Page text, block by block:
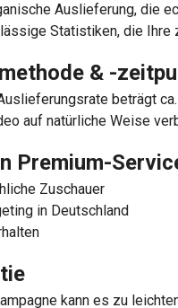
Auslieferung, die
Statistiken, die
& -
beträgt ca.
auf natürliche Weise
Premium-
Zuschauer
in Deutschland
kann es zu